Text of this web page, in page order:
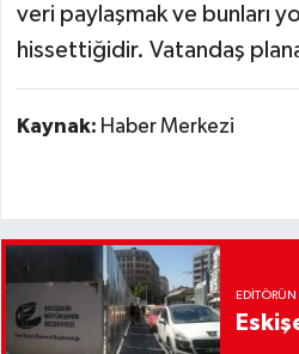
veri paylaşmak ve bunları
hissettiğidir. Vatandaş
Kaynak: Haber Merkezi
EDITÖRÜN